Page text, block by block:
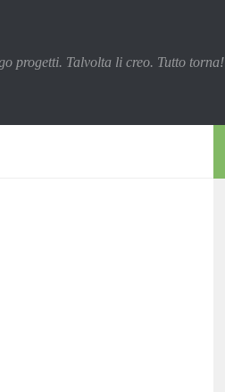
progetti. Talvolta li creo. Tutto torna!